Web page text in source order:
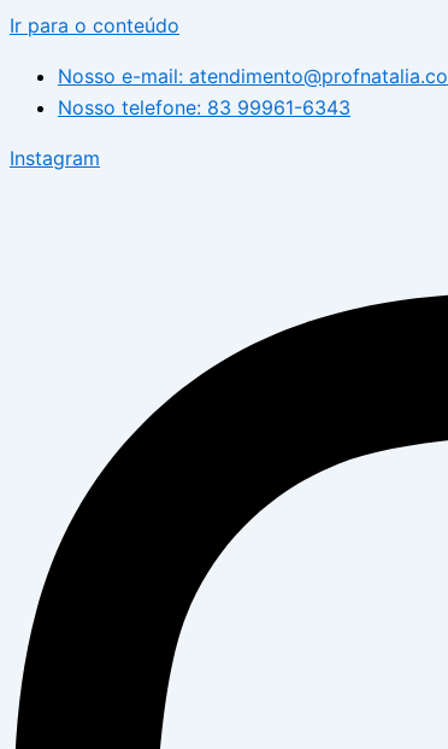
Ir para o conteúdo
Nosso e-mail:
Nosso telefone: 83 99961-6343
Instagram